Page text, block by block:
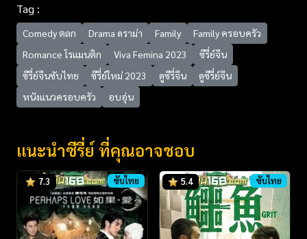
Tag :
Comedy ตลก Drama ดราม่า Family
Family ครอบครัว
Romance โรแมนติก
Viva Femina 2023
ซีรี่ย์จีน
ซีรี่ย์จีนซับไทย
ซีรี่ย์ใหม่ 2023 ดูซีรี่จีน
ดูซีรี่ย์จีน
หนังแนวครอบครัว
อบอุ่น
แนะนำซีรี่ย์ ที่คุณอาจชอบ
7.3 ซับไทย 5.4 ซับไทย